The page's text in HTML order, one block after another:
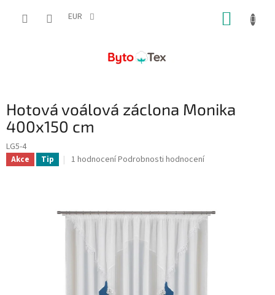
EUR
Hotová voálová záclona Monika
400x150 cm
LG5-4
Akce Tip
Průměrné
z
5
1 hodnoceníPodrobnosti hodnocení